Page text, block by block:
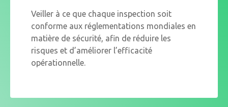
Veiller à ce que chaque inspection soit
conforme aux réglementations mondiales en
matière de sécurité, afin de réduire les
risques et d’améliorer l’efficacité
opérationnelle.